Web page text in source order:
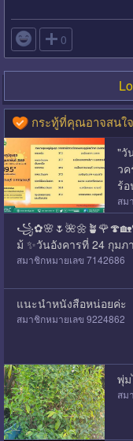
 0
กระทู้ที่คุณอาจสนใจ
"วั
ว
ร้
สม
ม้ ✨️วันอังคารที่ 24 กุมภ
สมาชิกหมายเลข 7142686
แนะนำหนังสือหน่อยค่ะ
สมาชิกหมายเลข 9224862
พุ่
สม